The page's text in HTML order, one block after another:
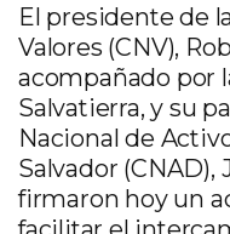
El presidente de
Valores (CNV),
acompañado por
Salvatierra, y su
Nacional de
Salvador (CNAD),
firmaron hoy un